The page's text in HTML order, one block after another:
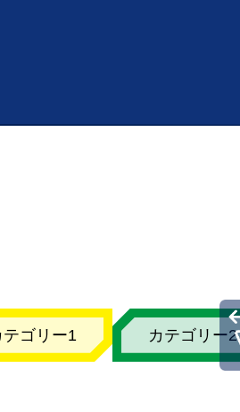
テゴリー1 カテゴリー2